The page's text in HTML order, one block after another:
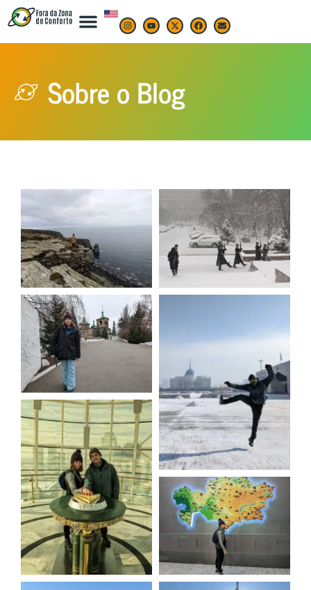
Sobre o Blog